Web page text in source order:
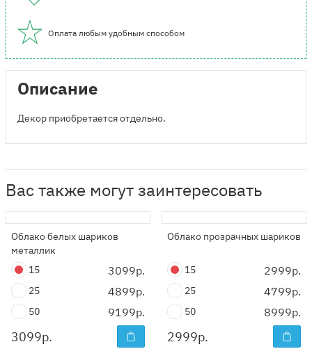
Оплата любым удобным способом
Описание
Декор приобретается отдельно.
Вас также могут заинтересовать
Облако белых шариков
металлик
15
3099р.
25 4899р.
50 9199р.
3099р.
Облако прозрачных шариков
15 2999р.
25 4799р.
50 8999р.
2999р.